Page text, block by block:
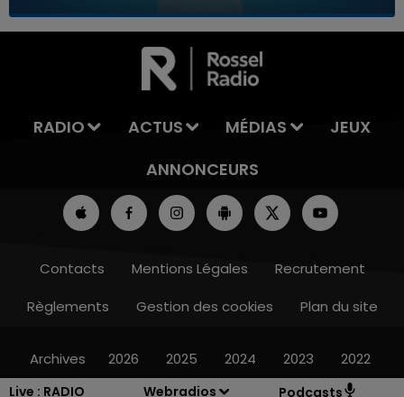
Live : RADIO Webradios Podcasts
LA TEAM DE L'ÉTÉ
RADIO ACTUS MÉDIAS
JEUX
ANNONCEURS
Contacts Mentions Légales
Recrutement
Règlements
Gestion des cookies Plan du site
Archives 2026 2025 2024 2023 2022